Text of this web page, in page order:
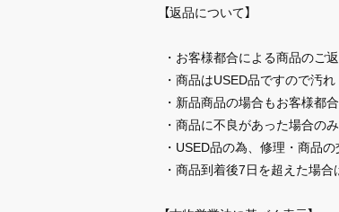
【返品について】
・お客様都合による商品のご
・商品はUSED品ですので汚
・新品商品の場合もお客様都
・商品に不良があった場合の
・USED品の為、修理・商品
・商品到着後7日を超えた場